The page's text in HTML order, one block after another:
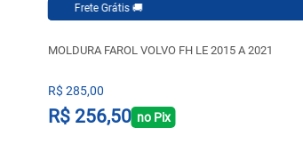
MOLDURA FAROL VOLVO FH LE 2015 A 2021
R$ 285,00
R$ 256,50 no Pix